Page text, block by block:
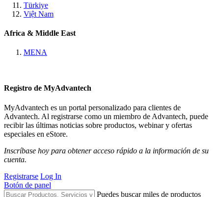
Türkiye
Việt Nam
Africa & Middle East
MENA
Registro de MyAdvantech
MyAdvantech es un portal personalizado para clientes de
Advantech. Al registrarse como un miembro de Advantech, puede
recibir las últimas noticias sobre productos, webinar y ofertas
especiales en eStore.
Inscríbase hoy para obtener acceso rápido a la información de su
cuenta.
Registrarse Log In
Botón de panel
Puedes buscar miles de productos